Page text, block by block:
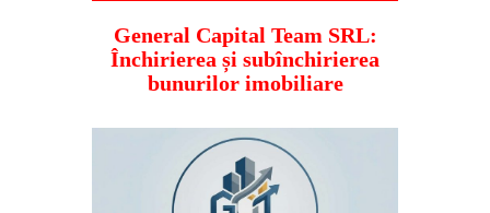
economic, editoriale giurgiu, dezvaluiri,
soc, cancan, stiri locale
General Capital Team SRL:
Închirierea și subînchirierea
bunurilor imobiliare